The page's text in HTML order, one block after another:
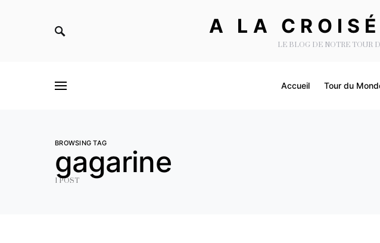
A LA
LE BLOG DE NOTRE TOUR
Accueil Tour du
BROWSING TAG
gagarine
1 POST